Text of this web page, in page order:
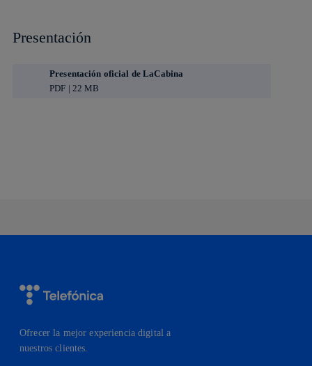
Presentación
Presentación oficial de LaCabina
PDF | 22 MB
Ofrecer la mejor experiencia digital a
nuestros clientes.